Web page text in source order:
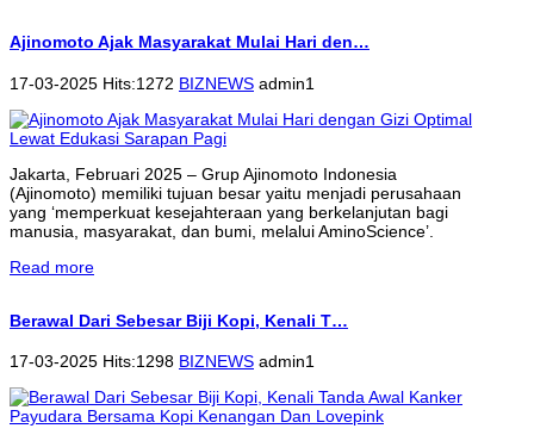
Ajinomoto Ajak Masyarakat Mulai Hari den…
17-03-2025 Hits:1272 BIZNEWS admin1
Jakarta, Februari 2025 – Grup Ajinomoto Indonesia
(Ajinomoto) memiliki tujuan besar yaitu menjadi perusahaan
yang ‘memperkuat kesejahteraan yang berkelanjutan bagi
manusia, masyarakat, dan bumi, melalui AminoScience’.
Read more
Berawal Dari Sebesar Biji Kopi, Kenali T…
17-03-2025 Hits:1298 BIZNEWS admin1